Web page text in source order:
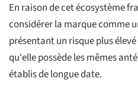
En raison de cet écosystème
considérer la marque comme
présentant un risque plus
qu'elle possède les mêmes
établis de longue date.